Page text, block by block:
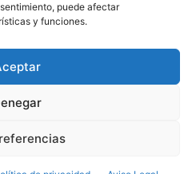
puede afectar
y funciones.